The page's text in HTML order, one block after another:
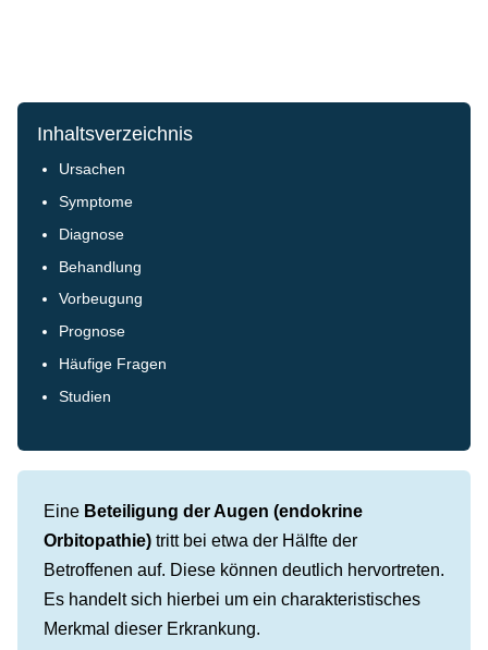
Inhaltsverzeichnis
Ursachen
Symptome
Diagnose
Behandlung
Vorbeugung
Prognose
Häufige Fragen
Studien
Eine Beteiligung der Augen (endokrine
Orbitopathie) tritt bei etwa der Hälfte der
Betroffenen auf. Diese können deutlich hervortreten.
Es handelt sich hierbei um ein charakteristisches
Merkmal dieser Erkrankung.